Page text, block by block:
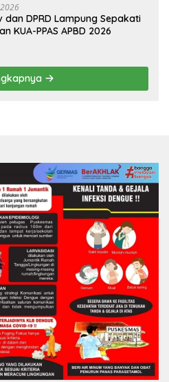
dan DPRD Lampung Sepakati
KUA-PPAS APBD 2026